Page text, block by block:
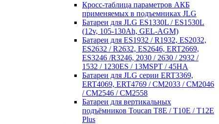
Кросc-таблица параметров АКБ
применяемых в подъемниках JLG
Батареи для JLG ES1330L / ES1530L
(12v, 105-130Ah, GEL-AGM)
Батареи для ES1932 / R1932, ES2032,
ES2632 / R2632, ES2646, ERT2669,
ES3246 /R3246, 2030 / 2630 / 2932 /
1532 / 1230ES / 13MSPT / 45HA
Батареи для JLG серии ERT3369,
ERT4069, ERT4769 / CM2033 / CM2046
/ CM2546 / CM2558
Батареи для вертикальных
подъёмников Toucan T8E / T10E / T12E
Plus